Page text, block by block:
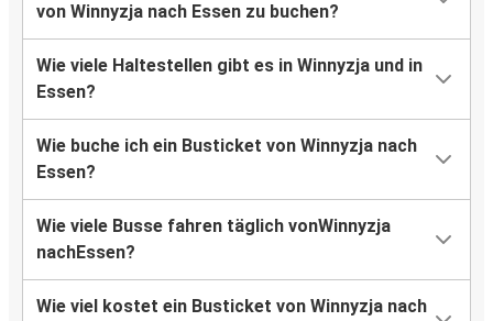
von Winnyzja nach Essen zu buchen?
Wie viele Haltestellen gibt es in Winnyzja und in
Essen?
Wie buche ich ein Busticket von Winnyzja nach
Essen?
Wie viele Busse fahren täglich vonWinnyzja
nachEssen?
Wie viel kostet ein Busticket von Winnyzja nach